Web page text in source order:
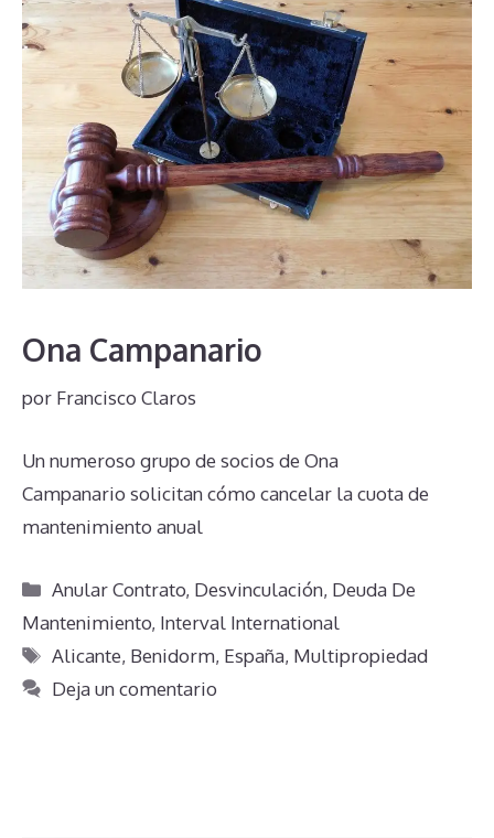
Ona Campanario
por Francisco Claros
Un numeroso grupo de socios de Ona
Campanario solicitan cómo cancelar la cuota de
mantenimiento anual
Categorías
Anular Contrato, Desvinculación, Deuda De
Mantenimiento, Interval International
Etiquetas
Alicante, Benidorm, España, Multipropiedad
Deja un comentario